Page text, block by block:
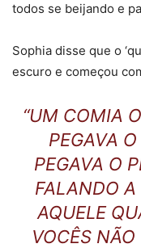
todos se beijando e
Sophia disse que o
escuro e começou
“UM COMIA
PEGAVA
PEGAVA O
FALANDO A
AQUELE
VOCÊS NÃO